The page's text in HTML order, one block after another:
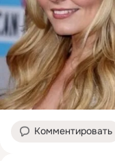
Комментировать